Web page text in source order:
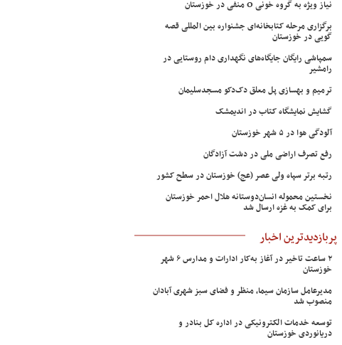
نیاز ویژه به گروه خونی O منفی در خوزستان
برگزاری مرحله کتابخانه‌ای جشنواره بین المللی قصه
گویی در خوزستان
سمپاشی رایگان جایگاه‌های نگهداری دام روستایی در
رامشیر
ترمیم و بهسازی پل معلق دک‌دکو مسجدسلیمان
گشایش نمایشگاه کتاب در اندیمشک
آلودگی هوا در ۵ شهر خوزستان
رفع تصرف اراضی ملی در دشت آزادگان
رتبه برتر سپاه ولی عصر (عج) خوزستان در سطح کشور
نخستین محموله انسان‌دوستانه هلال احمر خوزستان
برای کمک به غزه ارسال شد
پربازدیدترین اخبار
۲ ساعت تاخیر در آغاز به‌کار ادارات و مدارس ۶ شهر
خوزستان
مدیرعامل سازمان سیما، منظر و فضای سبز شهری آبادان
منصوب شد
توسعه خدمات الکترونیکی در اداره کل بنادر و
دریانوردی خوزستان